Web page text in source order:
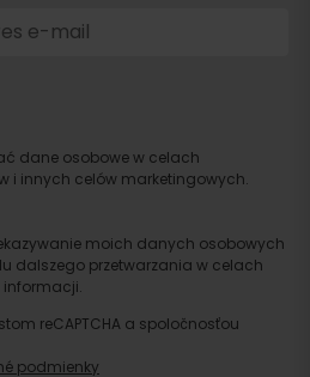
dane osobowe w celach
i innych celów marketingowych.
moich danych osobowych
dalszego przetwarzania w celach
informacji.
reCAPTCHA a spoločnosťou
podmienky